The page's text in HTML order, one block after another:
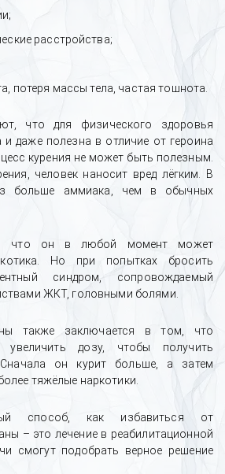
расстройства;
потеря массы тела, частая тошнота.
что для физического здоровья
и даже полезна в отличие от героина
курения не может быть полезным.
человек наносит вред лёгким. В
больше аммиака, чем в обычных
что он в любой момент может
Но при попытках бросить
синдром, сопровождаемый
ЖКТ, головными болями.
также заключается в том, что
увеличить дозу, чтобы получить
он курит больше, а затем
тяжёлые наркотики.
способ, как избавиться от
– это лечение в реабилитационной
смогут подобрать верное решение